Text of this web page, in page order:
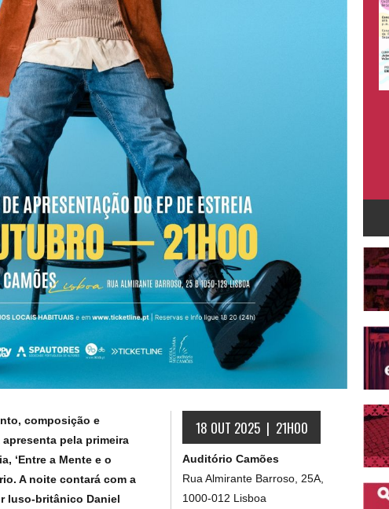
18 OUT 2025 | 21H00
Auditório Camões
Rua Almirante Barroso, 25A,
1000-012 Lisboa
composição e
pela primeira
‘Entre a Mente e o
A noite contará com a
luso-britânico Daniel